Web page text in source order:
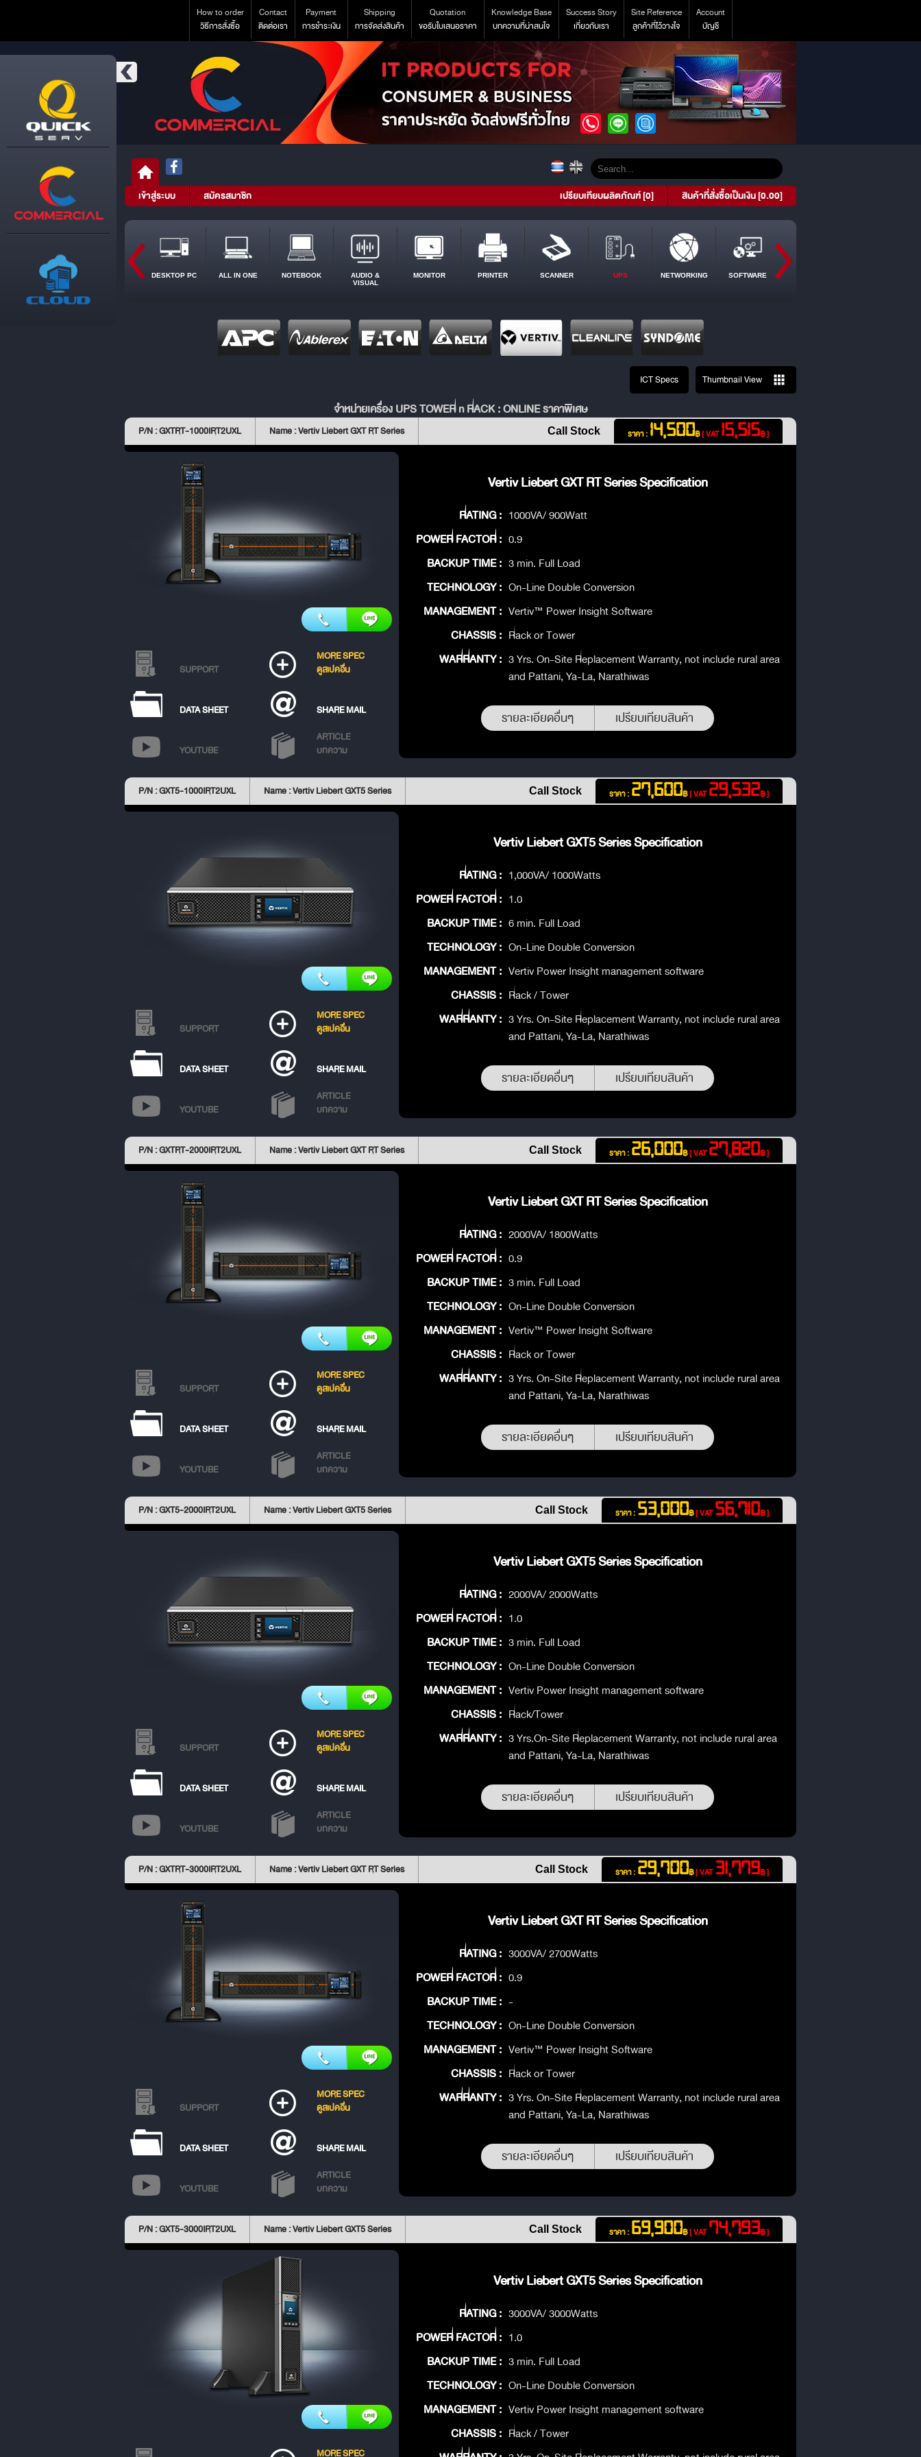
How to order
วิธีการสั่งซื้อ
Contact
ติดต่อเรา
Payment
การชำระเงิน
Shipping
การจัดส่งสินค้า
Quotation
ขอรับใบเสนอราคา
Knowledge Base
บทความที่น่าสนใจ
Success Story
เกี่ยวกับเรา
Site Reference
ลูกค้าที่ไว้วางใจ
Account
บัญชี
เข้าสู่ระบบ สมัครสมาชิก สินค้าที่สั่งซื้อเป็นเงิน [0.00]
เปรียบเทียบผลิตภัณฑ์ [0]
DESKTOP PC ALL IN ONE NOTEBOOK
AUDIO &
VISUAL
MONITOR PRINTER SCANNER UPS NETWORKING SOFTWARE
ICT Specs Thumbnail View
จำหน่ายเครื่อง UPS TOWER n RACK : ONLINE ราคาพิเศษ
P/N : GXTRT-1000IRT2UXL Name : Vertiv Liebert GXT RT Series ราคา : 14,500฿[ VAT15,515฿ ]
Call Stock
SUPPORT
MORE SPEC
ดูสเปคอื่น
DATA SHEET SHARE MAIL
YOUTUBE
ARTICLE
บทความ
Vertiv Liebert GXT RT Series Specification
RATING : 1000VA/ 900Watt
POWER FACTOR : 0.9
BACKUP TIME : 3 min. Full Load
TECHNOLOGY : On-Line Double Conversion
MANAGEMENT : Vertiv™ Power Insight Software
CHASSIS : Rack or Tower
WARRANTY : 3 Yrs. On-Site Replacement Warranty, not include rural area
and Pattani, Ya-La, Narathiwas
รายละเอียดอื่นๆ เปรียบเทียบสินค้า
P/N : GXT5-1000IRT2UXL Name : Vertiv Liebert GXT5 Series ราคา : 27,600฿[ VAT29,532฿ ]
Call Stock
SUPPORT
MORE SPEC
ดูสเปคอื่น
DATA SHEET SHARE MAIL
YOUTUBE
ARTICLE
บทความ
Vertiv Liebert GXT5 Series Specification
RATING : 1,000VA/ 1000Watts
POWER FACTOR : 1.0
BACKUP TIME : 6 min. Full Load
TECHNOLOGY : On-Line Double Conversion
MANAGEMENT : Vertiv Power Insight management software
CHASSIS : Rack / Tower
WARRANTY : 3 Yrs. On-Site Replacement Warranty, not include rural area
and Pattani, Ya-La, Narathiwas
รายละเอียดอื่นๆ เปรียบเทียบสินค้า
P/N : GXTRT-2000IRT2UXL Name : Vertiv Liebert GXT RT Series ราคา : 26,000฿[ VAT27,820฿ ]
Call Stock
SUPPORT
MORE SPEC
ดูสเปคอื่น
DATA SHEET SHARE MAIL
YOUTUBE
ARTICLE
บทความ
Vertiv Liebert GXT RT Series Specification
RATING : 2000VA/ 1800Watts
POWER FACTOR : 0.9
BACKUP TIME : 3 min. Full Load
TECHNOLOGY : On-Line Double Conversion
MANAGEMENT : Vertiv™ Power Insight Software
CHASSIS : Rack or Tower
WARRANTY : 3 Yrs. On-Site Replacement Warranty, not include rural area
and Pattani, Ya-La, Narathiwas
รายละเอียดอื่นๆ เปรียบเทียบสินค้า
P/N : GXT5-2000IRT2UXL Name : Vertiv Liebert GXT5 Series ราคา : 53,000฿[ VAT56,710฿ ]
Call Stock
SUPPORT
MORE SPEC
ดูสเปคอื่น
DATA SHEET SHARE MAIL
YOUTUBE
ARTICLE
บทความ
Vertiv Liebert GXT5 Series Specification
RATING : 2000VA/ 2000Watts
POWER FACTOR : 1.0
BACKUP TIME : 3 min. Full Load
TECHNOLOGY : On-Line Double Conversion
MANAGEMENT : Vertiv Power Insight management software
CHASSIS : Rack/Tower
WARRANTY : 3 Yrs.On-Site Replacement Warranty, not include rural area
and Pattani, Ya-La, Narathiwas
รายละเอียดอื่นๆ เปรียบเทียบสินค้า
P/N : GXTRT-3000IRT2UXL Name : Vertiv Liebert GXT RT Series ราคา : 29,700฿[ VAT31,779฿ ]
Call Stock
SUPPORT
MORE SPEC
ดูสเปคอื่น
DATA SHEET SHARE MAIL
YOUTUBE
ARTICLE
บทความ
Vertiv Liebert GXT RT Series Specification
RATING : 3000VA/ 2700Watts
POWER FACTOR : 0.9
BACKUP TIME : -
TECHNOLOGY : On-Line Double Conversion
MANAGEMENT : Vertiv™ Power Insight Software
CHASSIS : Rack or Tower
WARRANTY : 3 Yrs. On-Site Replacement Warranty, not include rural area
and Pattani, Ya-La, Narathiwas
รายละเอียดอื่นๆ เปรียบเทียบสินค้า
P/N : GXT5-3000IRT2UXL Name : Vertiv Liebert GXT5 Series ราคา : 69,900฿[ VAT74,793฿ ]
Call Stock
MORE SPEC
Vertiv Liebert GXT5 Series Specification
RATING : 3000VA/ 3000Watts
POWER FACTOR : 1.0
BACKUP TIME : 3 min. Full Load
TECHNOLOGY : On-Line Double Conversion
MANAGEMENT : Vertiv Power Insight management software
CHASSIS : Rack / Tower